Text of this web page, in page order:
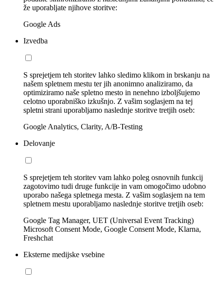
že uporabljate njihove storitve:
Google Ads
Izvedba
S sprejetjem teh storitev lahko sledimo klikom in brskanju na
našem spletnem mestu ter jih anonimno analiziramo, da
optimiziramo naše spletno mesto in nenehno izboljšujemo
celotno uporabniško izkušnjo. Z vašim soglasjem na tej
spletni strani uporabljamo naslednje storitve tretjih oseb:
Google Analytics, Clarity, A/B-Testing
Delovanje
S sprejetjem teh storitev vam lahko poleg osnovnih funkcij
zagotovimo tudi druge funkcije in vam omogočimo udobno
uporabo našega spletnega mesta. Z vašim soglasjem na tem
spletnem mestu uporabljamo naslednje storitve tretjih oseb:
Google Tag Manager, UET (Universal Event Tracking)
Microsoft Consent Mode, Google Consent Mode, Klarna,
Freshchat
Eksterne medijske vsebine